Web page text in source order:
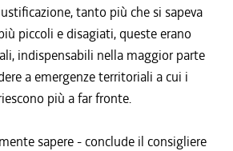
tanto più che si sapeva
piccoli e disagiati, queste erano
indispensabili nella maggior parte
a emergenze territoriali a cui i
più a far fronte.
sapere - conclude il consigliere